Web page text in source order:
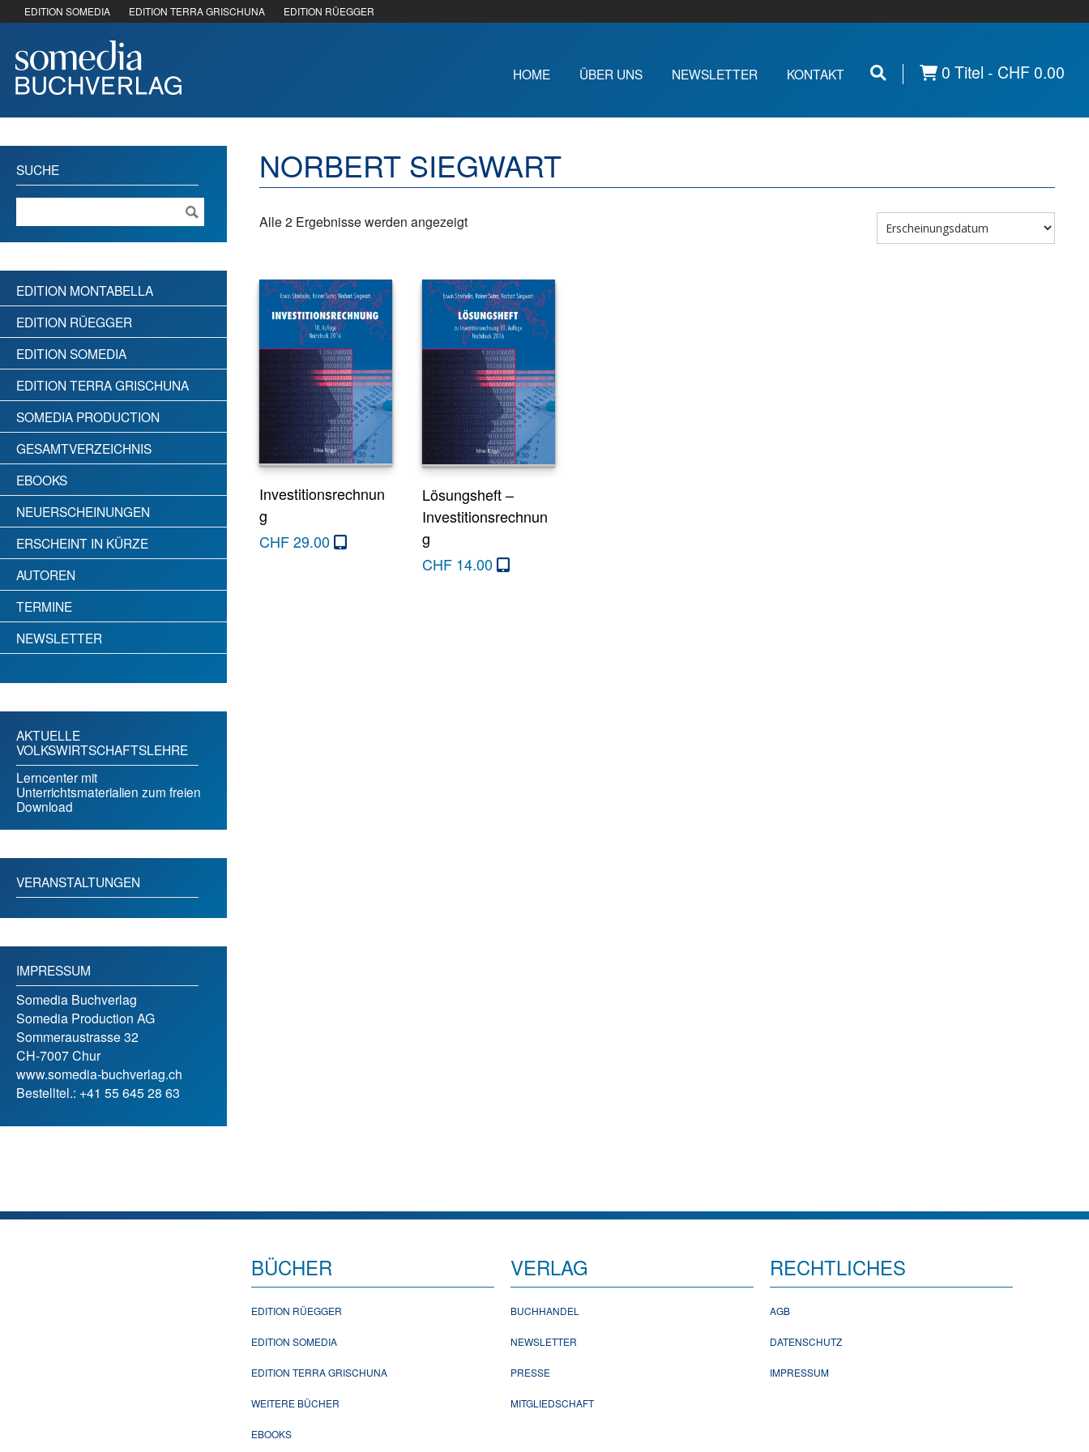
EDITION SOMEDIA EDITION TERRA GRISCHUNA EDITION RÜEGGER
HOME ÜBER UNS NEWSLETTER KONTAKT 0 Titel - CHF0.00
NORBERT SIEGWART
Alle 2 Ergebnisse werden angezeigt
Investitionsrechnun
g
CHF29.00
Lösungsheft –
Investitionsrechnun
g
CHF 14.00
SUCHE
EDITION MONTABELLA
EDITION RÜEGGER
EDITION SOMEDIA
EDITION TERRA GRISCHUNA
SOMEDIA PRODUCTION
GESAMTVERZEICHNIS
EBOOKS
NEUERSCHEINUNGEN
ERSCHEINT IN KÜRZE
AUTOREN
TERMINE
NEWSLETTER
AKTUELLE
VOLKSWIRTSCHAFTSLEHRE
Lerncenter mit
Unterrichtsmaterialien zum freien
Download
VERANSTALTUNGEN
IMPRESSUM
Somedia Buchverlag
Somedia Production AG
Sommeraustrasse 32
CH-7007 Chur
www.somedia-buchverlag.ch
Bestelltel.: +41 55 645 28 63
BÜCHER
EDITION RÜEGGER
EDITION SOMEDIA
EDITION TERRA GRISCHUNA
WEITERE BÜCHER
EBOOKS
VERLAG
BUCHHANDEL
NEWSLETTER
PRESSE
MITGLIEDSCHAFT
RECHTLICHES
AGB
DATENSCHUTZ
IMPRESSUM